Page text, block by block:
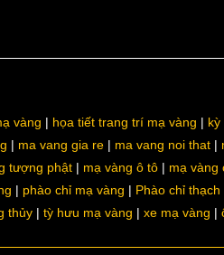
vàng họa tiết trang trí mạ vàng kỳ
ma vang gia re ma vang noi that
tượng phật mạ vàng ô tô mạ vàng
phào chỉ mạ vàng Phào chỉ
thủy tỳ hưu mạ vàng xe mạ vàng